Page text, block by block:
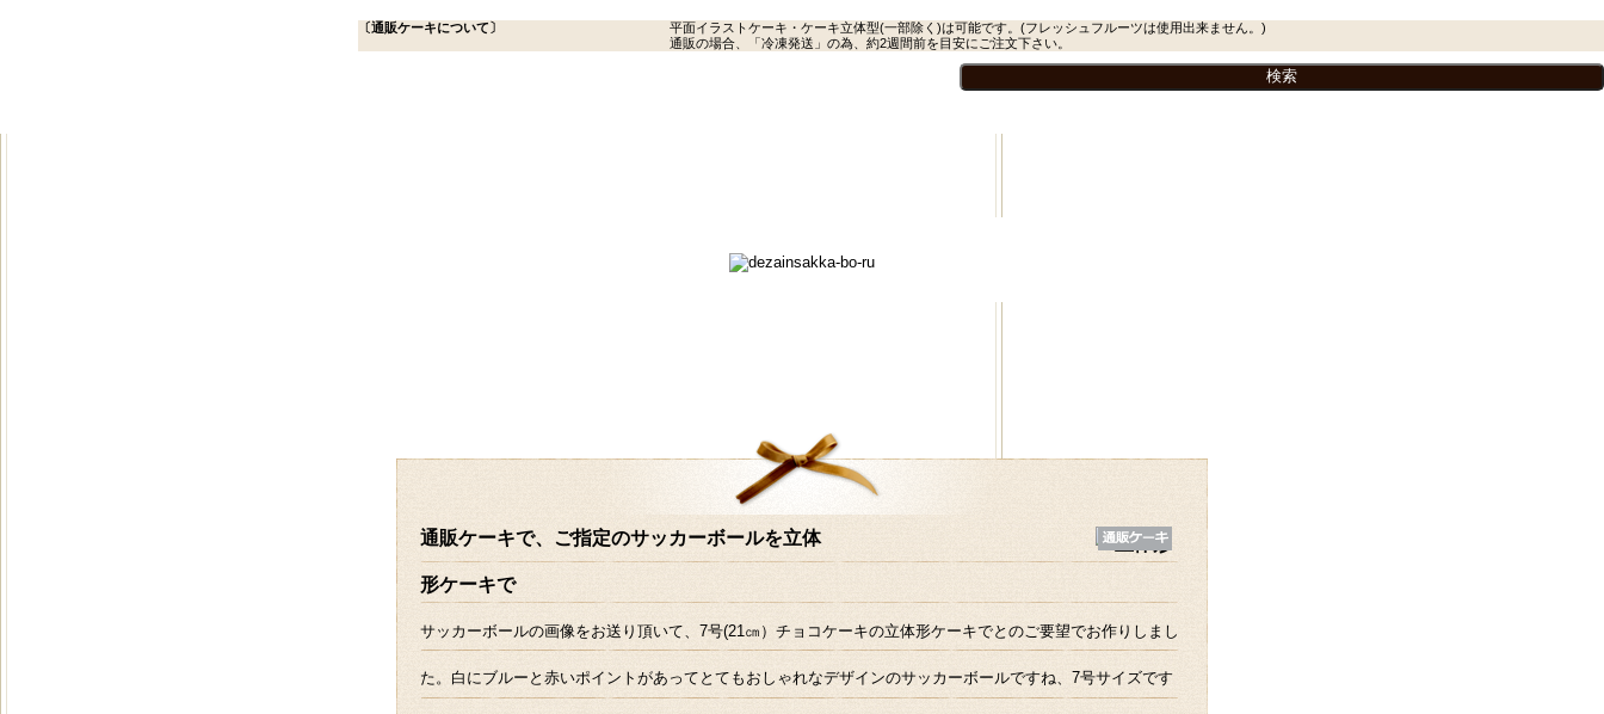
〔通販ケーキについて〕
平面イラストケーキ・ケーキ立体型(一部除く)は可能です。(フレッシュフルーツは使用出来ません。)
通販の場合、「冷凍発送」の為、約2週間前を目安にご注文下さい。
通販ケーキで、ご指定のサッカーボールを立体
形ケーキで
サッカーボールの画像をお送り頂いて、7号(21㎝）チョコケーキの立体形ケーキでとのご要望でお作りしまし
た。白にブルーと赤いポイントがあってとてもおしゃれなデザインのサッカーボールですね、7号サイズです